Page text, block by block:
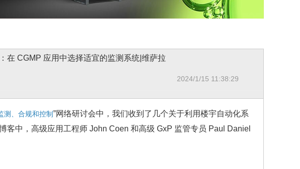
在 CGMP 应用中选择适宜的监测系统|维萨拉
2024/1/15 11:38:29
测、合规和控制”网络研讨会中，我们收到了几个关于利用楼宇自动化系
客中，高级应用工程师 John Coen 和高级 GxP 监管专员 Paul Daniel